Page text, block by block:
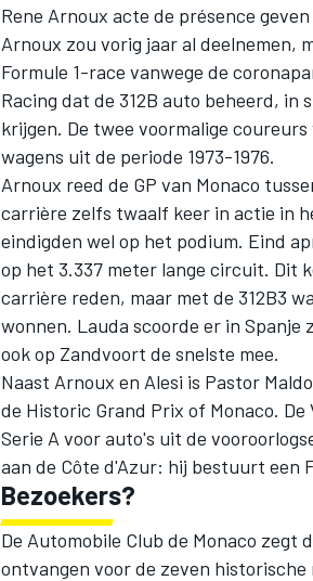
Rene Arnoux acte de présence
Arnoux zou vorig jaar al deelnemen,
Formule 1-race vanwege de
Racing dat de 312B auto beheerd, in
krijgen. De twee voormalige
wagens uit de periode 1973-1976.
Arnoux reed de GP van Monaco
carrière zelfs twaalf keer in actie in
eindigden wel op het podium. Eind
op het 3.337 meter lange circuit. Dit
carrière reden, maar met de 312B3
wonnen. Lauda scoorde er in
ook op Zandvoort de snelste mee.
Naast Arnoux en Alesi is Pastor
de Historic Grand Prix of Monaco.
Serie A voor auto's uit de
aan de Côte d'Azur: hij bestuurt een
Bezoekers?
De Automobile Club de Monaco
ontvangen voor de zeven